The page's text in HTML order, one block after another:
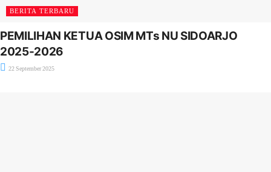
BERITA TERBARU
PEMILIHAN KETUA OSIM MTs NU SIDOARJO
2025-2026
22 September 2025